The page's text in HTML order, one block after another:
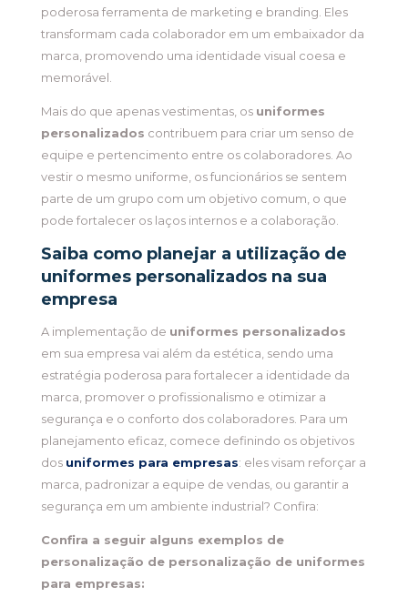
poderosa ferramenta de marketing e branding. Eles
transformam cada colaborador em um embaixador da
marca, promovendo uma identidade visual coesa e
memorável.
Mais do que apenas vestimentas, os uniformes
personalizados contribuem para criar um senso de
equipe e pertencimento entre os colaboradores. Ao
vestir o mesmo uniforme, os funcionários se sentem
parte de um grupo com um objetivo comum, o que
pode fortalecer os laços internos e a colaboração.
Saiba como planejar a utilização de
uniformes personalizados na sua
empresa
A implementação de uniformes personalizados
em sua empresa vai além da estética, sendo uma
estratégia poderosa para fortalecer a identidade da
marca, promover o profissionalismo e otimizar a
segurança e o conforto dos colaboradores. Para um
planejamento eficaz, comece definindo os objetivos
dos uniformes para empresas: eles visam reforçar a
marca, padronizar a equipe de vendas, ou garantir a
segurança em um ambiente industrial? Confira:
Confira a seguir alguns exemplos de
personalização de personalização de uniformes
para empresas: